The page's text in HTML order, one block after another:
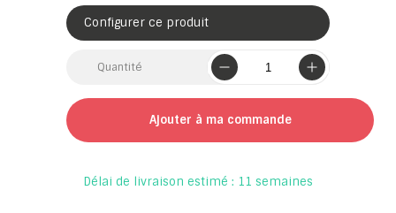
Configurer ce produit
Quantité
Ajouter à ma commande
Délai de livraison estimé : 11 semaines